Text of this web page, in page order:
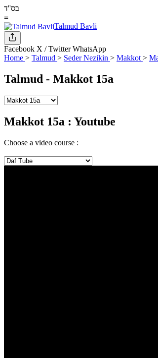
בס''ד
≡
Talmud Bavli
Facebook X / TwitterWhatsApp
Home > Talmud > Seder Nezikin > Makkot >
Talmud - Makkot 15a
Makkot 15a : Youtube
Choose a video course :